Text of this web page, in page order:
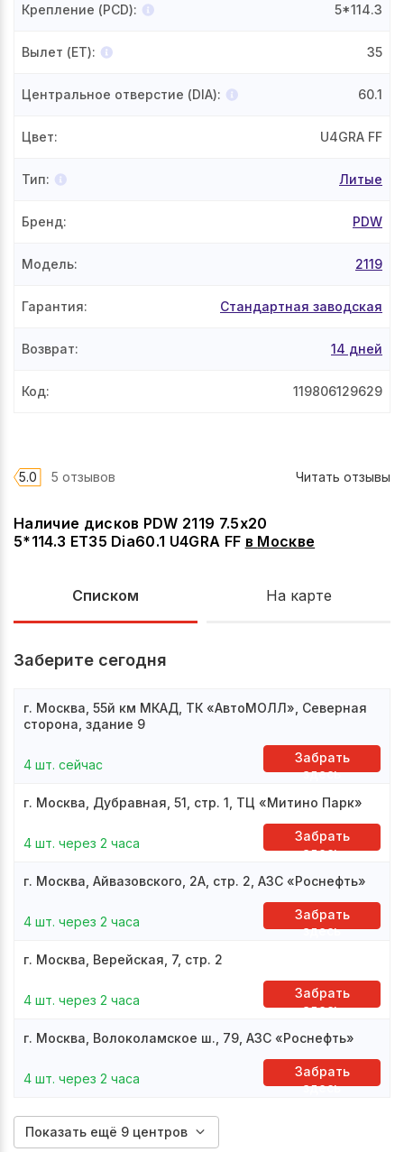
Наличие дисков PDW 2119 7.5x20
5*114.3 ET35 Dia60.1 U4GRA FF в Москве
Списком На карте
Заберите сегодня
г. Москва, 55й км МКАД, ТК «АвтоМОЛЛ», Северная
сторона, здание 9
4 шт. сейчас
Забрать
здесь
г. Москва, Дубравная, 51, стр. 1, ТЦ «Митино Парк»
4 шт. через 2 часа
Забрать
здесь
г. Москва, Айвазовского, 2А, стр. 2, АЗС «Роснефть»
4 шт. через 2 часа
Забрать
здесь
г. Москва, Верейская, 7, стр. 2
4 шт. через 2 часа
Забрать
здесь
г. Москва, Волоколамское ш., 79, АЗС «Роснефть»
4 шт. через 2 часа
Забрать
здесь
Показать ещё 9 центров
Крепление (PCD): 5*114.3
Вылет (ET): 35
Центральное отверстие (DIA): 60.1
Цвет: U4GRA FF
Тип: Литые
Бренд: PDW
Модель: 2119
Гарантия: Стандартная заводская
Возврат: 14 дней
Код: 119806129629
5.0 5 отзывов Читать отзывы